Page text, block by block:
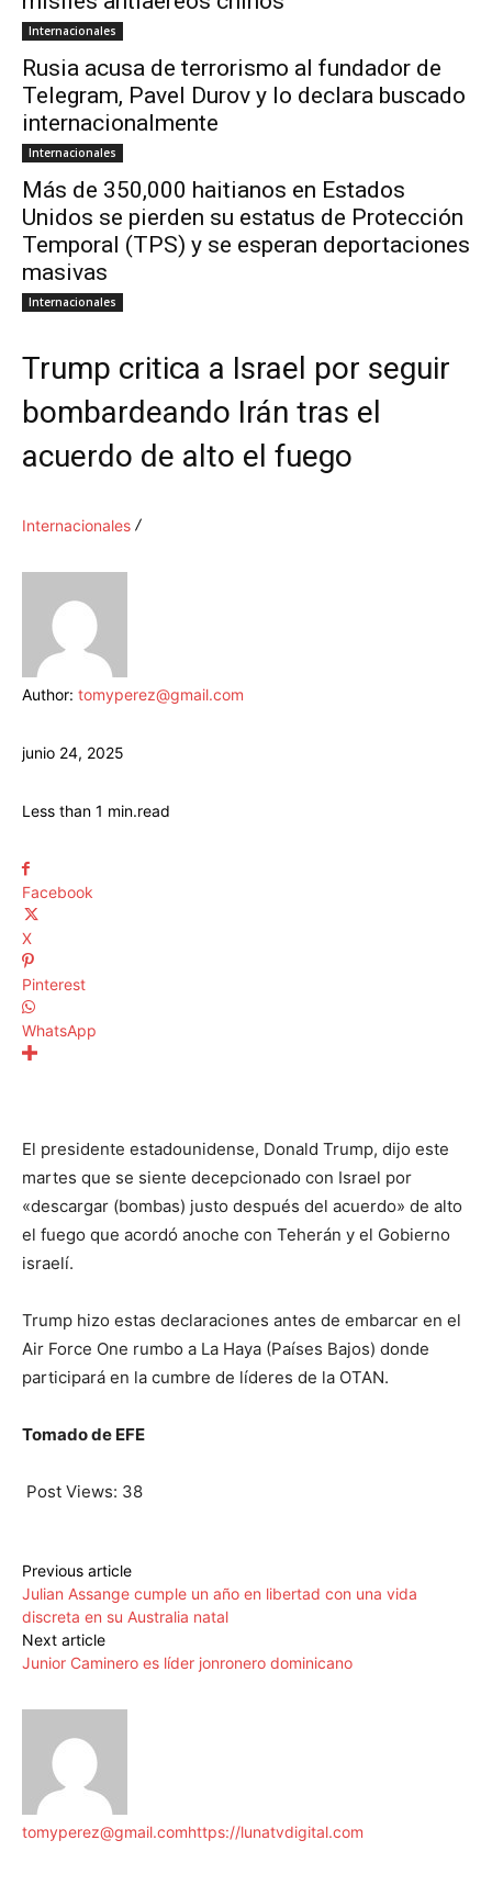
Internacionales
Rusia acusa de terrorismo al fundador de
Telegram, Pavel Durov y lo declara buscado
internacionalmente
Internacionales
Más de 350,000 haitianos en Estados
Unidos se pierden su estatus de Protección
Temporal (TPS) y se esperan deportaciones
masivas
Internacionales
Trump critica a Israel por seguir
bombardeando Irán tras el
acuerdo de alto el fuego
Internacionales
Author: tomyperez@gmail.com
junio 24, 2025
Less than 1 min.read
Facebook
X
Pinterest
WhatsApp
El presidente estadounidense, Donald Trump, dijo este
martes que se siente decepcionado con Israel por
«descargar (bombas) justo después del acuerdo» de alto
el fuego que acordó anoche con Teherán y el Gobierno
israelí.
Trump hizo estas declaraciones antes de embarcar en el
Air Force One rumbo a La Haya (Países Bajos) donde
participará en la cumbre de líderes de la OTAN.
Tomado de EFE
Post Views: 38
Previous article
Julian Assange cumple un año en libertad con una vida
discreta en su Australia natal
Next article
Junior Caminero es líder jonronero dominicano
tomyperez@gmail.comhttps://lunatvdigital.com